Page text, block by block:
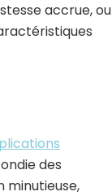
accrue, ou
des
minutieuse,